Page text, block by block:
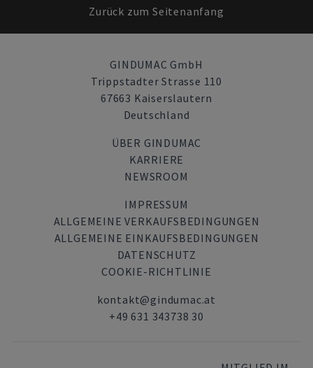
Zurück zum Seitenanfang
GINDUMAC GmbH
Trippstadter Strasse 110
67663 Kaiserslautern
Deutschland
ÜBER GINDUMAC
KARRIERE
NEWSROOM
IMPRESSUM
ALLGEMEINE VERKAUFSBEDINGUNGEN
ALLGEMEINE EINKAUFSBEDINGUNGEN
DATENSCHUTZ
COOKIE-RICHTLINIE
kontakt@gindumac.at
+49 631 343738 30